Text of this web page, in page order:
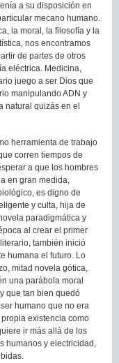
a su disposición en
mecano humano.
la moral, la filosofía y la
nos encontramos
de partes de otros
eléctrica. Medicina,
juego a ser Dios que
manipulando ADN y
natural quizás en el
herramienta de trabajo
corren tiempos de
a que los hombres
en gran medida,
es digno de
y culta, hija de
paradigmática y
al crear el primer
también inició
humana el futuro. Lo
mitad novela gótica,
una parábola moral
que tan bien quedó
humano que no era
existencia como
ir más allá de los
humanos y electricidad,